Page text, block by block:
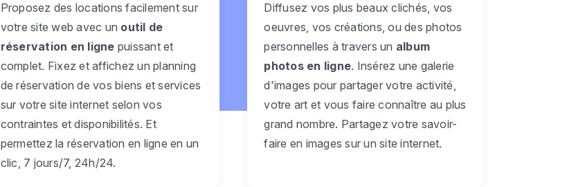
Proposez des locations facilement sur
votre site web avec un outil de
réservation en ligne puissant et
complet. Fixez et affichez un planning
de réservation de vos biens et services
sur votre site internet selon vos
contraintes et disponibilités. Et
permettez la réservation en ligne en un
clic, 7 jours/7, 24h/24.
Diffusez vos plus beaux clichés, vos
oeuvres, vos créations, ou des photos
personnelles à travers un album
photos en ligne. Insérez une galerie
d'images pour partager votre activité,
votre art et vous faire connaître au plus
grand nombre. Partagez votre savoir-
faire en images sur un site internet.